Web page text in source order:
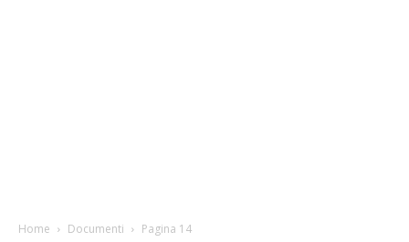
Home Documenti Pagina 14